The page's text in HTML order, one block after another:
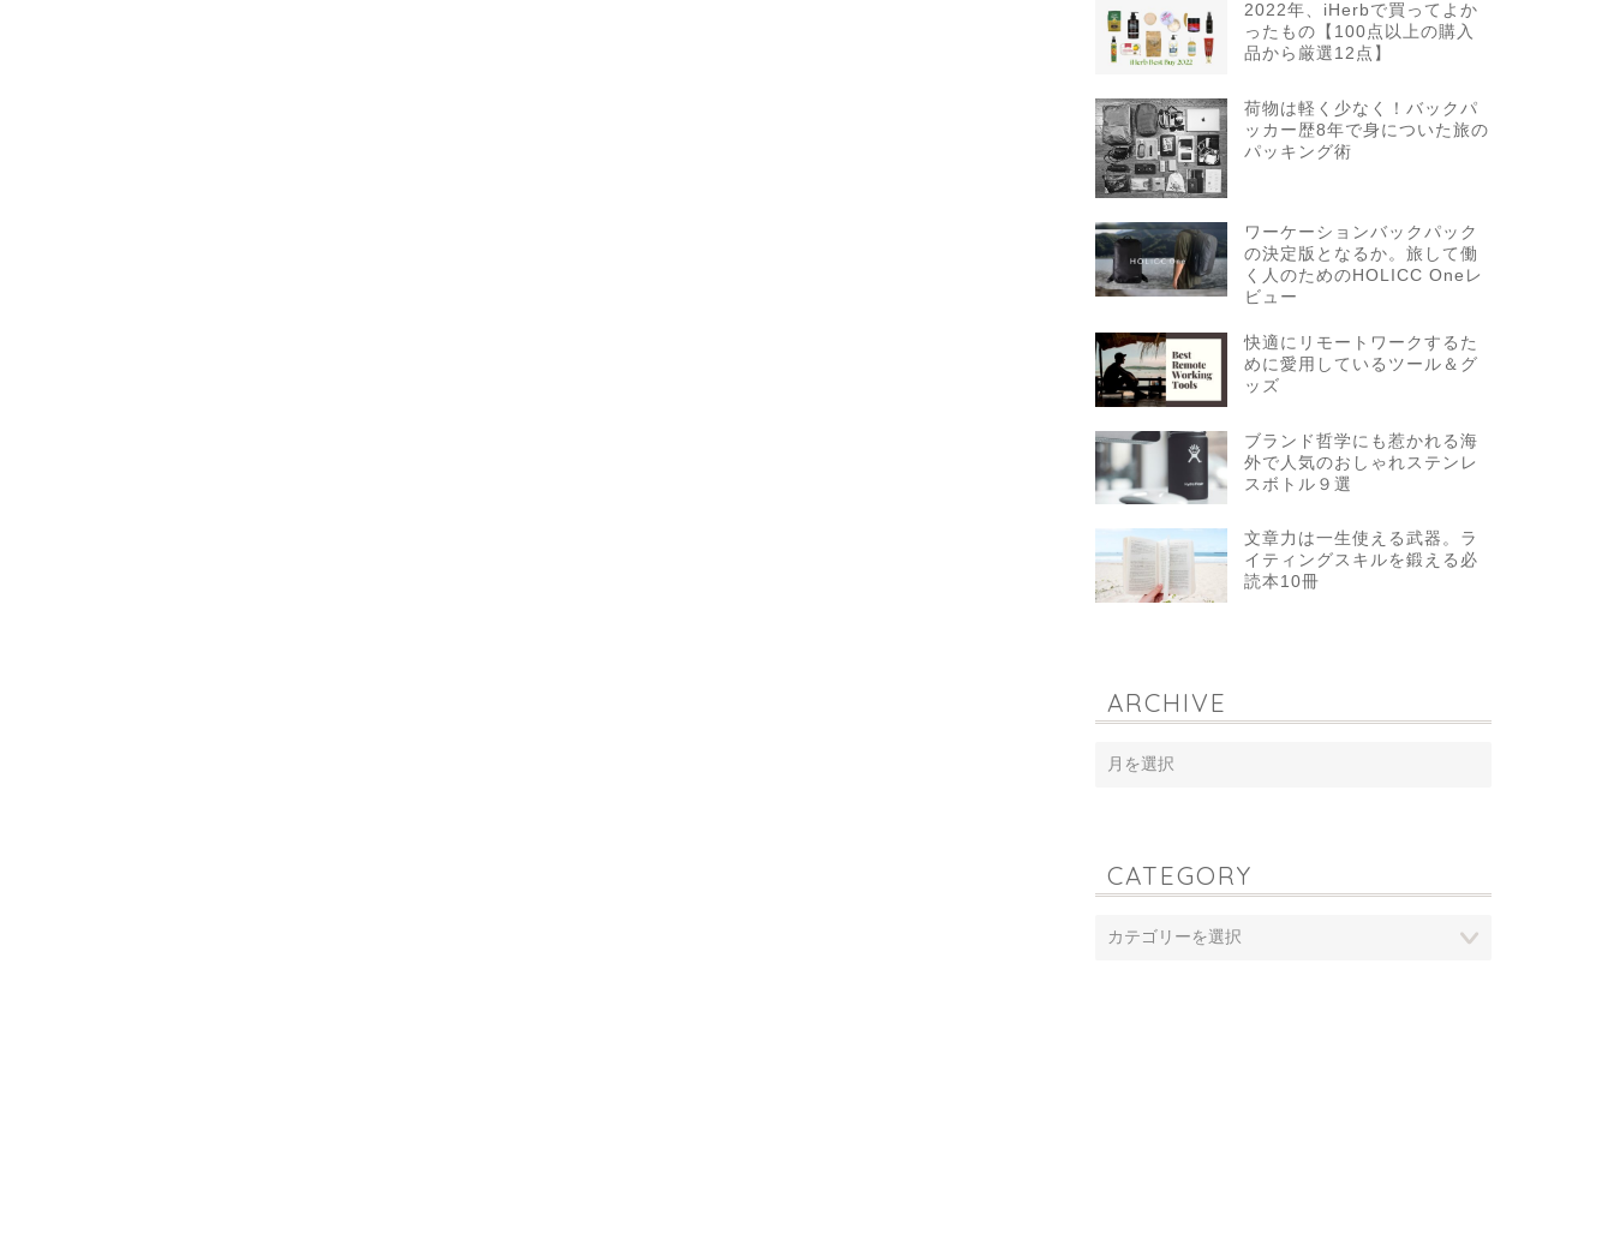
2022年、iHerbで買ってよか
ったもの【100点以上の購入
品から厳選12点】
荷物は軽く少なく！バックパ
ッカー歴8年で身についた旅の
パッキング術
ワーケーションバックパック
の決定版となるか。旅して働
く人のためのHOLICC Oneレ
ビュー
快適にリモートワークするた
めに愛用しているツール＆グ
ッズ
ブランド哲学にも惹かれる海
外で人気のおしゃれステンレ
スボトル９選
文章力は一生使える武器。ラ
イティングスキルを鍛える必
読本10冊
ARCHIVE
CATEGORY